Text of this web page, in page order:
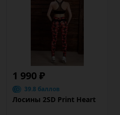
1 990 ₽
39.8 баллов
Лосины 2SD Print Heart